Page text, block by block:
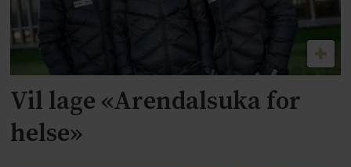
Vil lage «Arendalsuka for
helse»